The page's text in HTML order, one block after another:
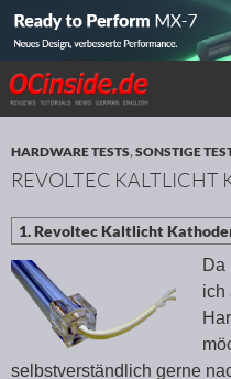
Redaktion ocinside.de
Suchen
ZUM INHALT SPRINGEN
HARDWARE TESTS,SONSTIGE
REVOLTEC KALTLICHT
Da
ich
selbstverständlich gerne